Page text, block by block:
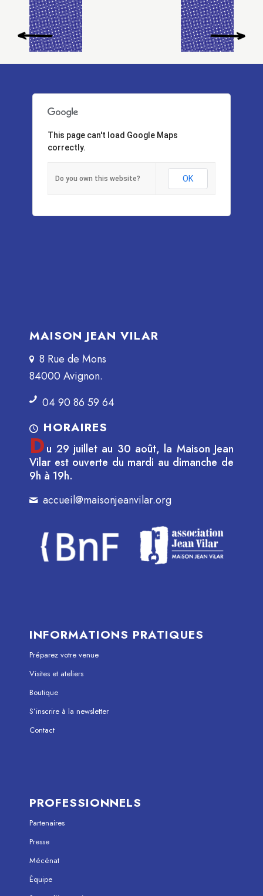
This page can't load Google Maps
correctly.
Do you own this website? OK
MAISON JEAN VILAR
8 Rue de Mons
84000 Avignon.
04 90 86 59 64
HORAIRES
Du 29 juillet au 30 août, la Maison Jean
Vilar est ouverte du mardi au dimanche de
9h à 19h.
accueil@maisonjeanvilar.org
INFORMATIONS PRATIQUES
Préparez votre venue
Visites et ateliers
Boutique
S’inscrire à la newsletter
Contact
PROFESSIONNELS
Partenaires
Presse
Mécénat
Équipe